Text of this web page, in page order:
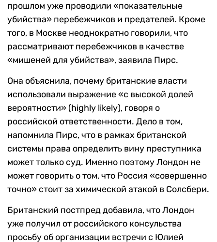
прошлом уже проводили «показательные
убийства» перебежчиков и предателей. Кроме
того, в Москве неоднократно говорили, что
рассматривают перебежчиков в качестве
«мишеней для убийства», заявила Пирс.
Она объяснила, почему британские власти
использовали выражение «с высокой долей
вероятности» (highly likely), говоря о
российской ответственности. Дело в том,
напомнила Пирс, что в рамках британской
системы права определить вину преступника
может только суд. Именно поэтому Лондон не
может говорить о том, что Россия «совершенно
точно» стоит за химической атакой в Солсбери.
Британский постпред добавила, что Лондон
уже получил от российского консульства
просьбу об организации встречи с Юлией